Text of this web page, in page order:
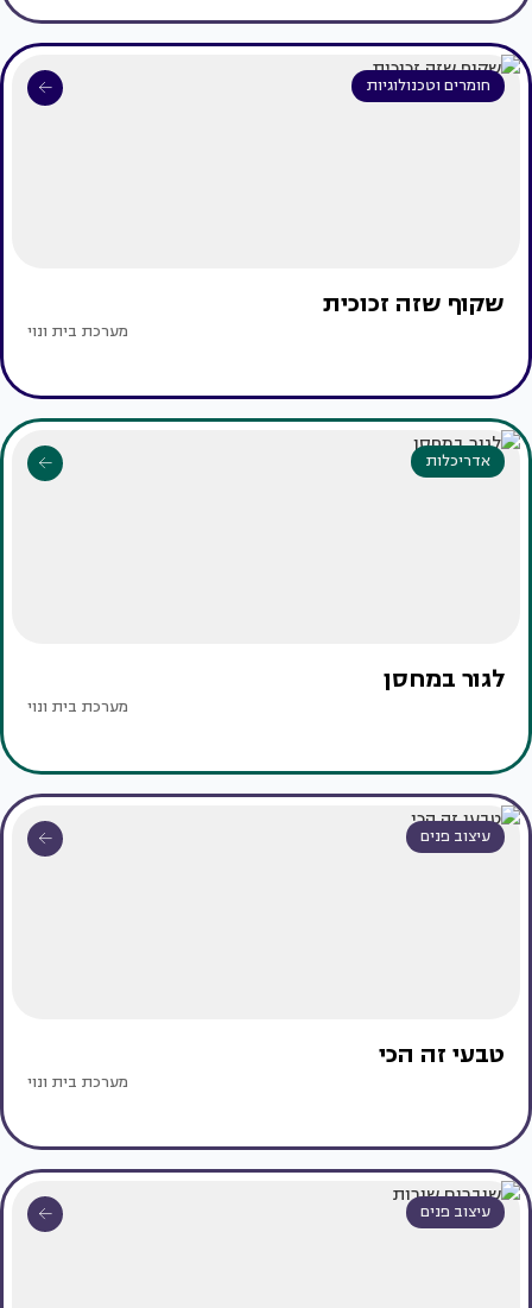
חומרים וטכנולוגיות
שקוף שזה זכוכית
מערכת בית ונוי
אדריכלות
לגור במחסן
מערכת בית ונוי
עיצוב פנים
טבעי זה הכי
מערכת בית ונוי
עיצוב פנים